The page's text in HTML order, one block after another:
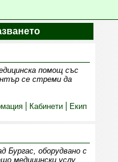
помощ със
се стреми да
Кабинети Екип
оборудвано с
медицински услу